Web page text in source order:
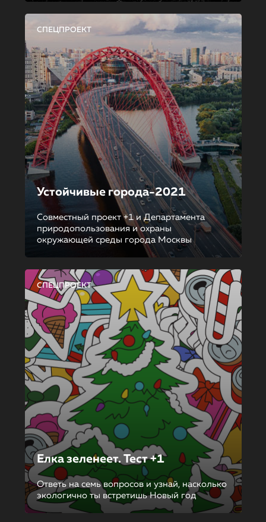
СПЕЦПРОЕКТ
Устойчивые города-2021
Совместный проект +1 и Департамента
природопользования и охраны
окружающей среды города Москвы
СПЕЦПРОЕКТ
Елка зеленеет. Тест +1
Ответь на семь вопросов и узнай, насколько
экологично ты встретишь Новый год